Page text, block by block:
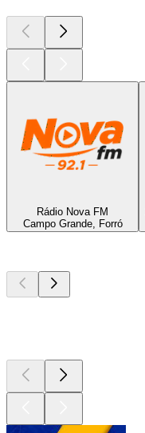
Rádio Nova FM
Campo Grande, Forró